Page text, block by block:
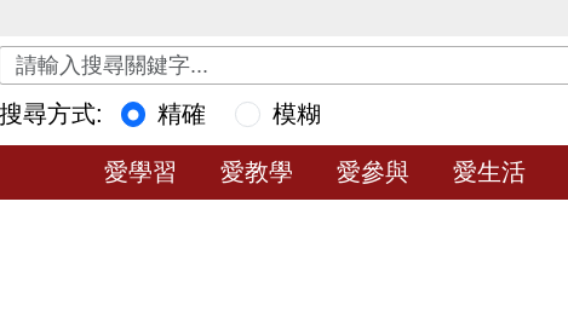
關鍵字搜尋
搜尋方式:
精確 模糊
愛學習 愛教學 愛參與 愛生活